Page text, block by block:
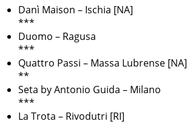
Danì Maison – Ischia [NA]
***
Duomo – Ragusa
***
Quattro Passi – Massa Lubrense [NA]
**
Seta by Antonio Guida – Milano
***
La Trota – Rivodutri [RI]